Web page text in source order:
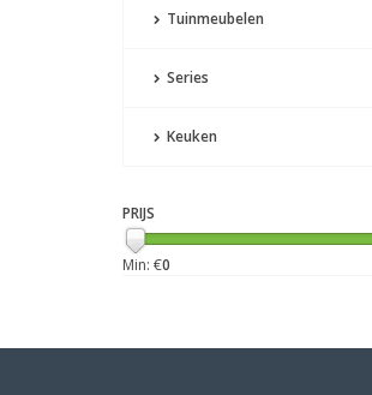
Tuinmeubelen
Series
Keuken
PRIJS
Min: €0